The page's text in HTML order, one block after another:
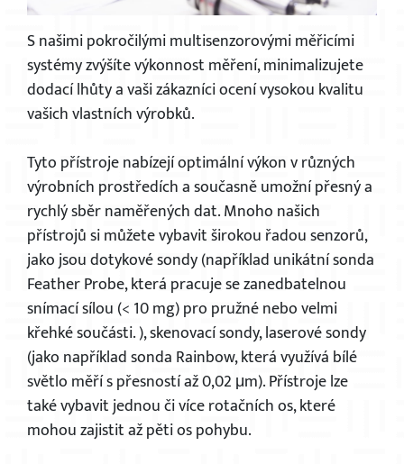
S našimi pokročilými multisenzorovými měřicími
systémy zvýšíte výkonnost měření, minimalizujete
dodací lhůty a vaši zákazníci ocení vysokou kvalitu
vašich vlastních výrobků.
Tyto přístroje nabízejí optimální výkon v různých
výrobních prostředích a současně umožní přesný a
rychlý sběr naměřených dat. Mnoho našich
přístrojů si můžete vybavit širokou řadou senzorů,
jako jsou dotykové sondy (například unikátní sonda
Feather Probe, která pracuje se zanedbatelnou
snímací sílou (< 10 mg) pro pružné nebo velmi
křehké součásti. ), skenovací sondy, laserové sondy
(jako například sonda Rainbow, která využívá bílé
světlo měří s přesností až 0,02 μm). Přístroje lze
také vybavit jednou či více rotačních os, které
mohou zajistit až pěti os pohybu.